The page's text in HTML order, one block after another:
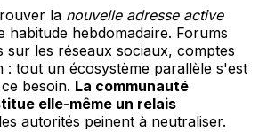
la nouvelle adresse active
habitude hebdomadaire. Forums
sur les réseaux sociaux, comptes
: tout un écosystème parallèle s'est
besoin. La communauté
elle-même un relais
autorités peinent à neutraliser.